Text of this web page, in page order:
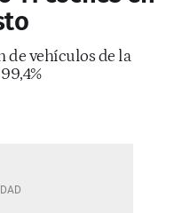
de vehículos de la